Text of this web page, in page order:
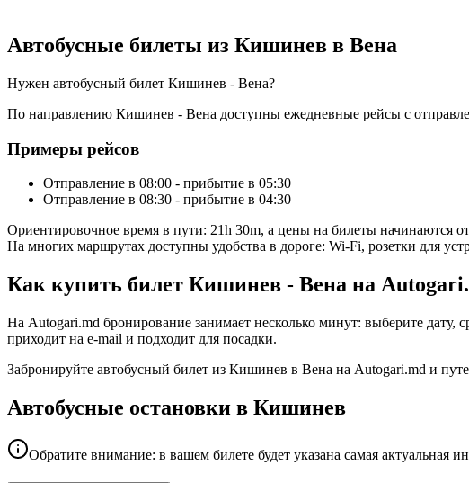
Автобусные билеты из Кишинев в Вена
Нужен автобусный билет Кишинев - Вена?
По направлению Кишинев - Вена доступны ежедневные рейсы с
Примеры рейсов
Отправление в 08:00 - прибытие в 05:30
Отправление в 08:30 - прибытие в 04:30
Ориентировочное время в пути: 21h 30m, а цены на билеты начинаются от
На многих маршрутах доступны удобства в дороге: Wi-Fi, розетки для
Как купить билет Кишинев - Вена на
На Autogari.md бронирование занимает несколько минут: выберите
приходит на e-mail и подходит для посадки.
Забронируйте автобусный билет из Кишинев в Вена на Autogari.md и
Автобусные остановки в Кишинев
Обратите внимание: в вашем билете будет указана самая актуальная